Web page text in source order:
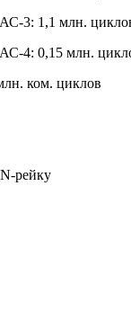
3: 1,1 млн.
4: 0,15 млн.
ком. циклов
рейку